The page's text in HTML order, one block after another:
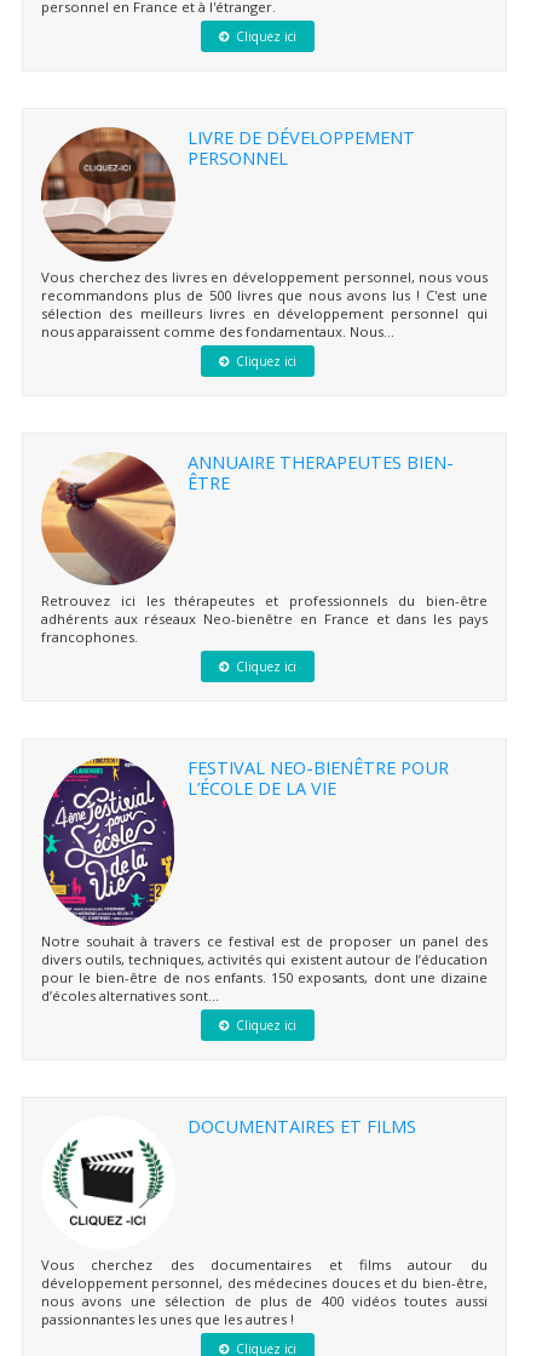
personnel en France et à l'étranger.
Cliquez ici
LIVRE DE DÉVELOPPEMENT
PERSONNEL
Vous cherchez des livres en développement personnel, nous vous
recommandons plus de 500 livres que nous avons lus ! C'est une
sélection des meilleurs livres en développement personnel qui
nous apparaissent comme des fondamentaux. Nous...
Cliquez ici
ANNUAIRE THERAPEUTES BIEN-
ÊTRE
Retrouvez ici les thérapeutes et professionnels du bien-être
adhérents aux réseaux Neo-bienêtre en France et dans les pays
francophones.
Cliquez ici
FESTIVAL NEO-BIENÊTRE POUR
L’ÉCOLE DE LA VIE
Notre souhait à travers ce festival est de proposer un panel des
divers outils, techniques, activités qui existent autour de l’éducation
pour le bien-être de nos enfants. 150 exposants, dont une dizaine
d’écoles alternatives sont...
Cliquez ici
DOCUMENTAIRES ET FILMS
Vous cherchez des documentaires et films autour du
développement personnel, des médecines douces et du bien-être,
nous avons une sélection de plus de 400 vidéos toutes aussi
passionnantes les unes que les autres !
Cliquez ici